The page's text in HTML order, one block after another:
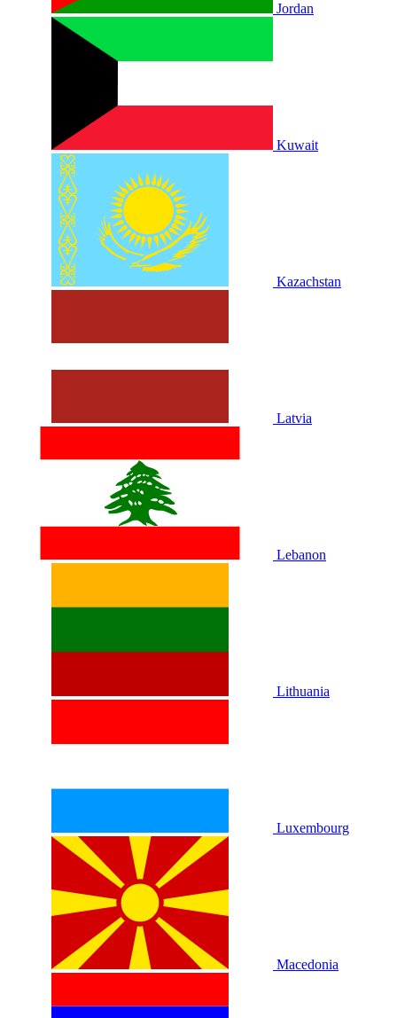
Jordan
Kuwait
Kazachstan
Latvia
Lebanon
Lithuania
Luxembourg
Macedonia